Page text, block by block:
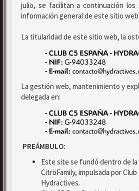
julio, se facilitan a continuación los
información general de este sitio web.
La titularidad de este sitio web, la
La gestión web, mantenimiento y
delegada en:
PREÁMBULO:
Este site se fundó dentro de la
CitröFamily, impulsada por Club
Hydractives.